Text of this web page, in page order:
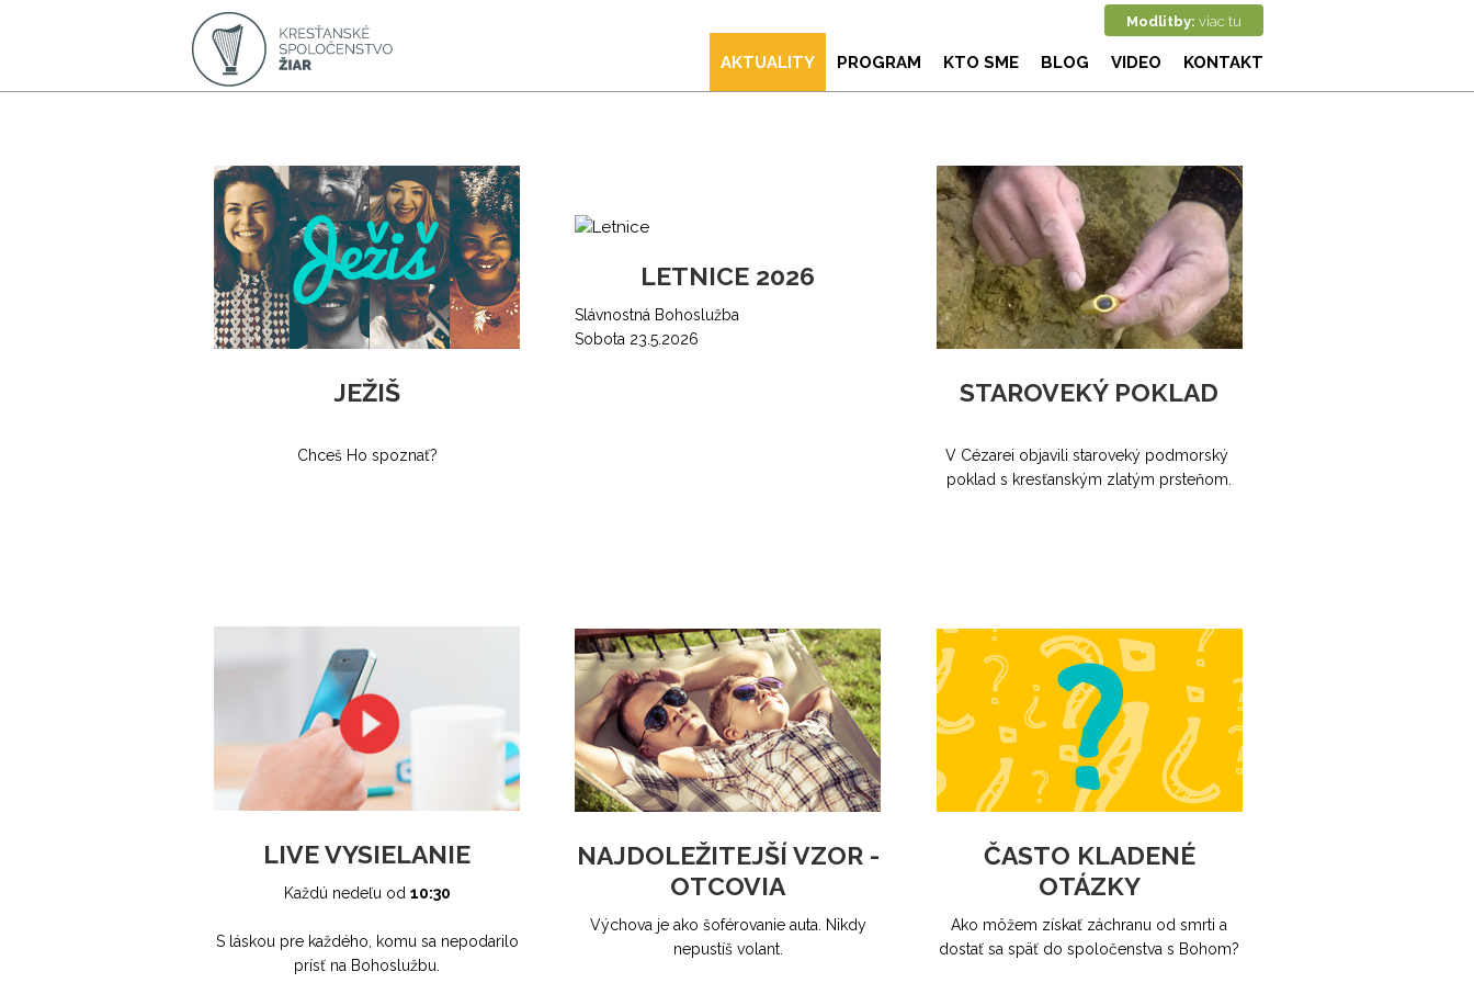
Modlitby: viac tu
AKTUALITY PROGRAM KTO SME BLOG VIDEO KONTAKT
JEŽIŠ
Chceš Ho spoznať?
LETNICE 2026
Slávnostná Bohoslužba
Sobota 23.5.2026
STAROVEKÝ POKLAD
V Cézarei objavili staroveký podmorský
poklad s kresťanským zlatým prsteňom.
LIVE VYSIELANIE
Každú nedeľu od 10:30
S láskou pre každého, komu sa nepodarilo
prísť na Bohoslužbu.
NAJDOLEŽITEJŠÍ VZOR -
OTCOVIA
Výchova je ako šoférovanie auta. Nikdy
nepustíš volant.
ČASTO KLADENÉ
OTÁZKY
Ako môžem získať záchranu od smrti a
dostať sa späť do spoločenstva s Bohom?